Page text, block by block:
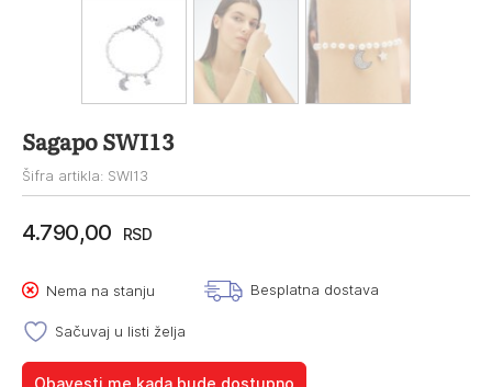
Sagapo SWI13
Šifra artikla: SWI13
4.790,00 RSD
Nema na stanju Besplatna dostava
Sačuvaj u listi želja